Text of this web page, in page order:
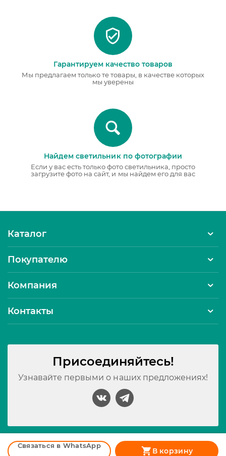
В корзину
Связаться в WhatsApp
Гарантируем качество товаров
Мы предлагаем только те товары, в качестве которых
мы уверены
Найдем светильник по фотографии
Если у вас есть только фото светильника, просто
загрузите фото на сайт, и мы найдем его для вас
Каталог
Покупателю
Компания
Контакты
Присоединяйтесь!
Узнавайте первыми о наших предложениях!